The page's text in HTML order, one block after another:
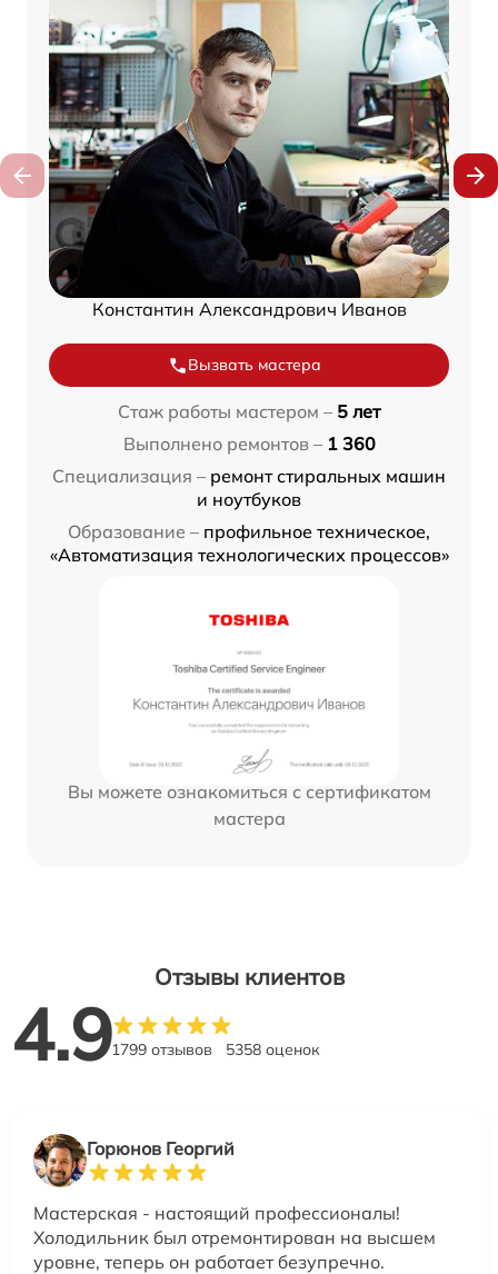
Константин Александрович Иванов
Вызвать мастера
Стаж работы мастером – 5 лет
Выполнено ремонтов – 1 360
Специализация – ремонт стиральных машин
и ноутбуков
Образование – профильное техническое,
«Автоматизация технологических процессов»
Вы можете ознакомиться с сертификатом
мастера
Отзывы клиентов
4.91799 отзывов 5358 оценок
Горюнов Георгий
Мастерская - настоящий профессионалы!
Холодильник был отремонтирован на высшем
уровне, теперь он работает безупречно.